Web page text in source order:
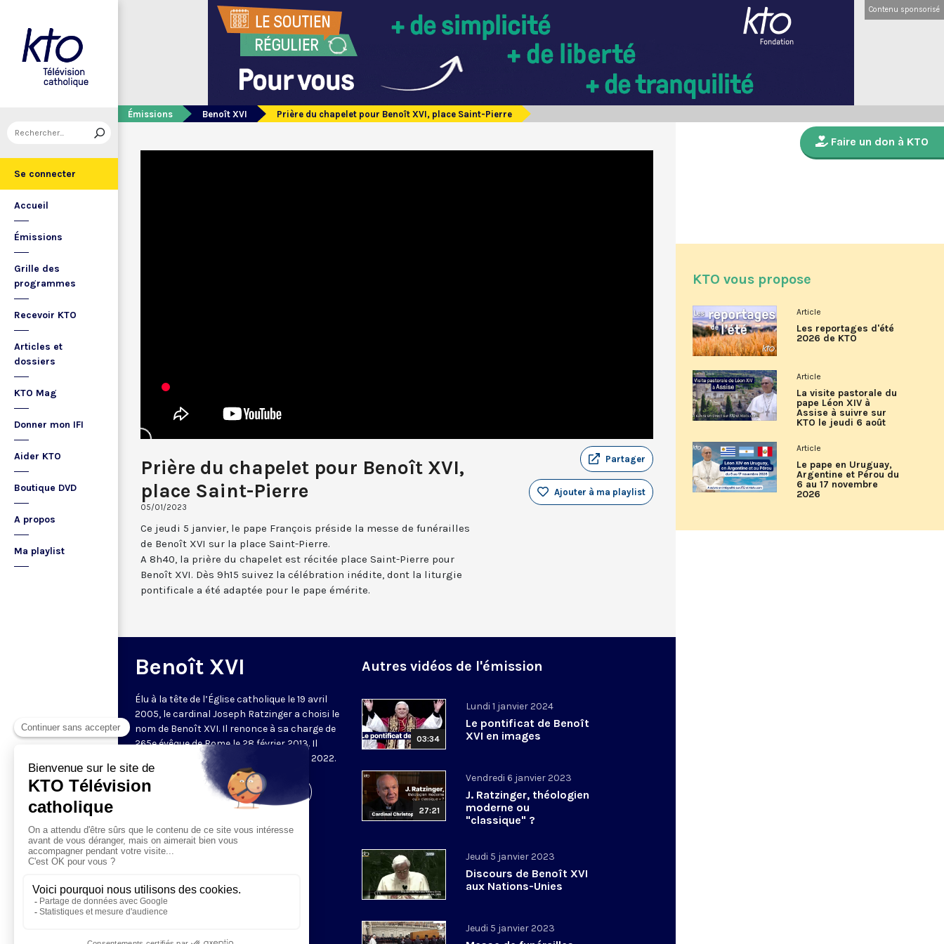
Se connecter
Accueil
Émissions
Grille des
programmes
Recevoir KTO
Articles et
dossiers
KTO Mag
Donner mon IFI
Aider KTO
Boutique DVD
A propos
Ma playlist
Contenu sponsorisé
Émissions Benoît XVI Prière du chapelet pour Benoît XVI, place Saint-Pierre
Prière du chapelet pour Benoît XVI,
place Saint-Pierre
05/01/2023
Partager
Ajouter à ma playlist
Ce jeudi 5 janvier, le pape François préside la messe de funérailles
de Benoît XVI sur la place Saint-Pierre.
A 8h40, la prière du chapelet est récitée place Saint-Pierre pour
Benoît XVI. Dès 9h15 suivez la célébration inédite, dont la liturgie
pontificale a été adaptée pour le pape émérite.
Benoît XVI
Élu à la tête de l’Église catholique le 19 avril
2005, le cardinal Joseph Ratzinger a choisi le
nom de Benoît XVI. Il renonce à sa charge de
265e évêque de Rome le 28 février 2013. Il
meurt à l’âge de 95 ans le 31 décembre 2022.
Visiter la page de l'émission
Autres vidéos de l'émission
03:34
Lundi 1 janvier 2024
Le pontificat de Benoît
XVI en images
27:21
Vendredi 6 janvier 2023
J. Ratzinger, théologien
moderne ou
"classique" ?
Jeudi 5 janvier 2023
Discours de Benoît XVI
aux Nations-Unies
Jeudi 5 janvier 2023
Faire un don à KTO
KTO vous propose
Article
Les reportages d'été
2026 de KTO
Article
La visite pastorale du
pape Léon XIV à
Assise à suivre sur
KTO le jeudi 6 août
Article
Le pape en Uruguay,
Argentine et Pérou du
6 au 17 novembre
2026